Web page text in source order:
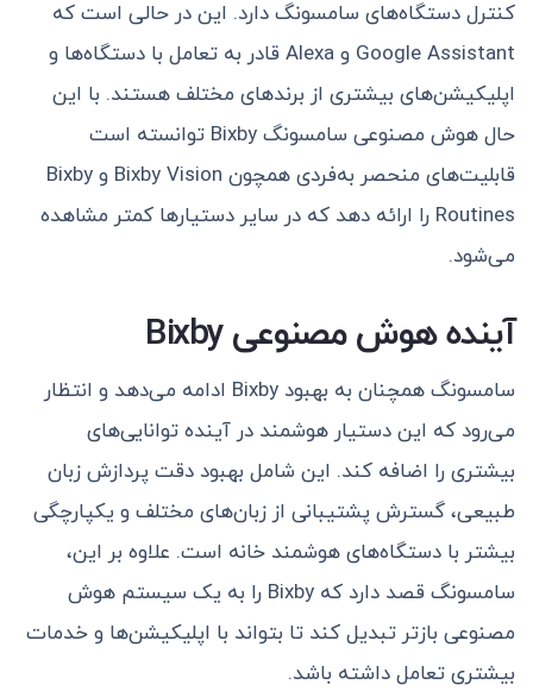
کنترل دستگاه‌های سامسونگ دارد. این در حالی است که
Google Assistant و Alexa قادر به تعامل با دستگاه‌ها و
اپلیکیشن‌های بیشتری از برندهای مختلف هستند. با این
حال هوش مصنوعی سامسونگ Bixby توانسته است
قابلیت‌های منحصر به‌فردی همچون Bixby Vision و Bixby
Routines را ارائه دهد که در سایر دستیارها کمتر مشاهده
می‌شود.
آینده هوش مصنوعی Bixby
سامسونگ همچنان به بهبود Bixby ادامه می‌دهد و انتظار
می‌رود که این دستیار هوشمند در آینده توانایی‌های
بیشتری را اضافه کند. این شامل بهبود دقت پردازش زبان
طبیعی، گسترش پشتیبانی از زبان‌های مختلف و یکپارچگی
بیشتر با دستگاه‌های هوشمند خانه است. علاوه بر این،
سامسونگ قصد دارد که Bixby را به یک سیستم هوش
مصنوعی بازتر تبدیل کند تا بتواند با اپلیکیشن‌ها و خدمات
بیشتری تعامل داشته باشد.